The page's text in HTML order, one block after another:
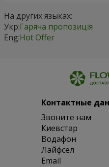
На других языках:
Укр:Гаряча пропозиція
Eng:Hot Offer
Контактные
Звоните нам
Киевстар
Водафон
Лайфсел
Email